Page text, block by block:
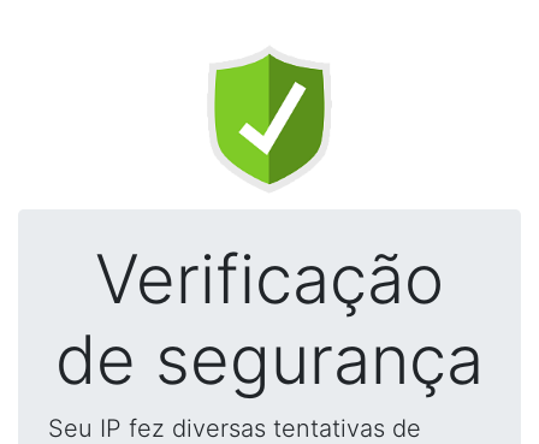
Verificação
de segurança
Seu IP fez diversas tentativas de